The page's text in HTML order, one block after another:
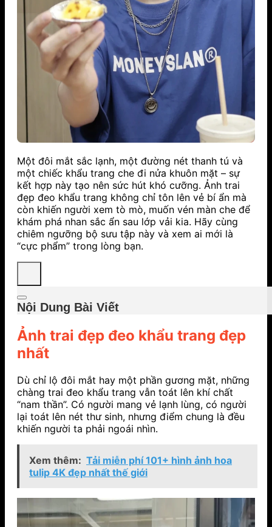
Một đôi mắt sắc lạnh, một đường nét thanh tú và
một chiếc khẩu trang che đi nửa khuôn mặt – sự
kết hợp này tạo nên sức hút khó cưỡng. Ảnh trai
đẹp đeo khẩu trang không chỉ tôn lên vẻ bí ẩn mà
còn khiến người xem tò mò, muốn vén màn che để
khám phá nhan sắc ẩn sau lớp vải kia. Hãy cùng
chiêm ngưỡng bộ sưu tập này và xem ai mới là
“cực phẩm” trong lòng bạn.
Nội Dung Bài Viết
Ảnh trai đẹp đeo khẩu trang đẹp
nhất
Dù chỉ lộ đôi mắt hay một phần gương mặt, những
chàng trai đeo khẩu trang vẫn toát lên khí chất
“nam thần”. Có người mang vẻ lạnh lùng, có người
lại toát lên nét thư sinh, nhưng điểm chung là đều
khiến người ta phải ngoái nhìn.
Xem thêm: Tải miễn phí 101+ hình ảnh hoa
tulip 4K đẹp nhất thế giới